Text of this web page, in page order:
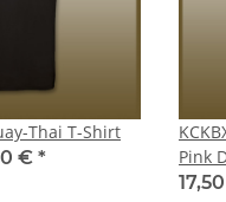
Thai T-Shirt
€ *
Pink